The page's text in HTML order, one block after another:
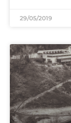
29/05/2019